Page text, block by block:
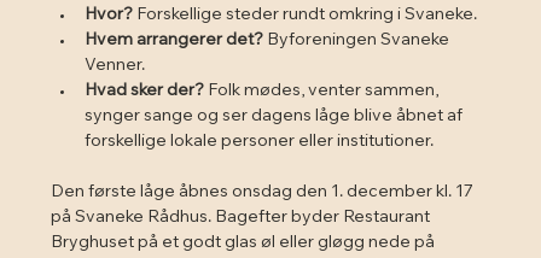
Hvor? Forskellige steder rundt omkring i Svaneke.
Hvem arrangerer det? Byforeningen Svaneke
Venner.
Hvad sker der? Folk mødes, venter sammen,
synger sange og ser dagens låge blive åbnet af
forskellige lokale personer eller institutioner.
Den første låge åbnes onsdag den 1. december kl. 17
på Svaneke Rådhus. Bagefter byder Restaurant
Bryghuset på et godt glas øl eller gløgg nede på